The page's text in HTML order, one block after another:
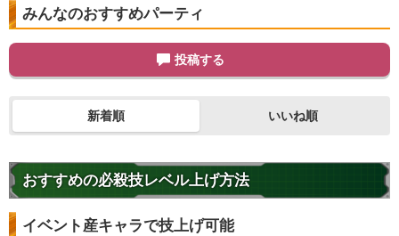
みんなのおすすめパーティ
投稿する
新着順 いいね順
おすすめの必殺技レベル上げ方法
イベント産キャラで技上げ可能